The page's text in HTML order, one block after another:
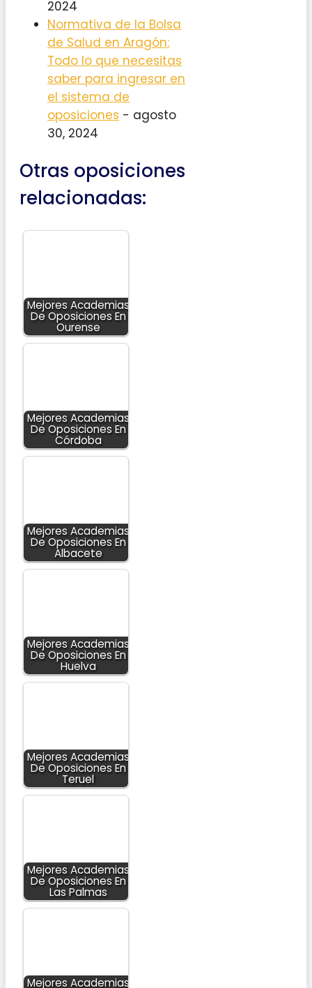
2024
Normativa de la Bolsa
de Salud en Aragón:
Todo lo que necesitas
saber para ingresar en
el sistema de
oposiciones - agosto
30, 2024
Otras oposiciones
relacionadas:
Mejores Academias
De Oposiciones En
Ourense
Mejores Academias
De Oposiciones En
Córdoba
Mejores Academias
De Oposiciones En
Albacete
Mejores Academias
De Oposiciones En
Huelva
Mejores Academias
De Oposiciones En
Teruel
Mejores Academias
De Oposiciones En
Las Palmas
Mejores Academias